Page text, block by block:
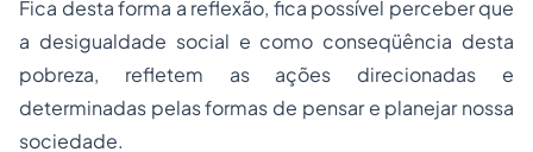
Fica desta forma a reflexão, fica possível perceber que
a desigualdade social e como conseqüência desta
pobreza, refletem as ações direcionadas e
determinadas pelas formas de pensar e planejar nossa
sociedade.